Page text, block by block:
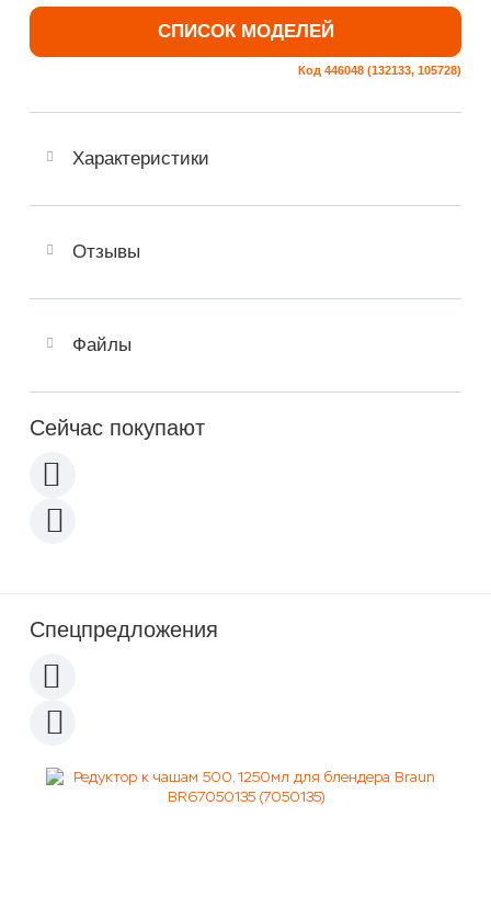
СПИСОК МОДЕЛЕЙ
Код 446048 (132133, 105728)
Характеристики
Отзывы
Файлы
Сейчас покупают
Спецпредложения